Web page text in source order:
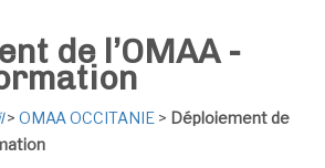
de l’OMAA -
> OMAA OCCITANIE > Déploiement de